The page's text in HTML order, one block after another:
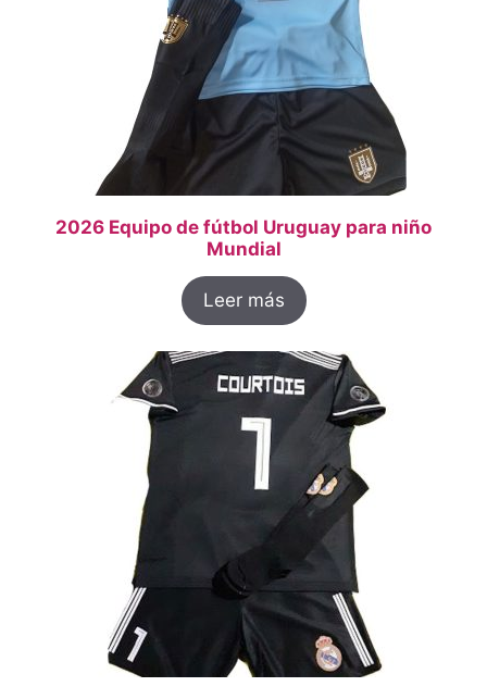
2026 Equipo de fútbol Uruguay para niño
Mundial
Leer más